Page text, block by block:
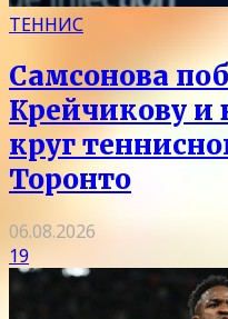
ТЕННИС
Самсонова
Крейчикову
круг
Торонто
06.08.2026
19